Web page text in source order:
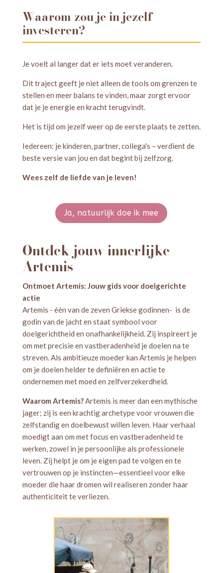
Waarom zou je in jezelf
investeren?
Je voelt al langer dat er iets moet veranderen.
Dit traject geeft je niet alleen de tools om grenzen te
stellen en meer balans te vinden, maar zorgt ervoor
dat je je energie en kracht terugvindt.
Het is tijd om jezelf weer op de eerste plaats te zetten.
Iedereen: je kinderen, partner, collega's – verdient de
beste versie van jou en dat begint bij zelfzorg.
Wees zelf de liefde van je leven!
Ja, natuurlijk doe ik mee
Ontdek jouw innerlijke
Artemis
Ontmoet Artemis: Jouw gids voor doelgerichte
actie
Artemis - één van de zeven Griekse godinnen- is de
godin van de jacht en staat symbool voor
doelgerichtheid en onafhankelijkheid. Zij inspireert je
om met precisie en vastberadenheid je doelen na te
streven. Als ambitieuze moeder kan Artemis je helpen
om je doelen helder te definiëren en actie te
ondernemen met moed en zelfverzekerdheid.
Waarom Artemis?Artemis is meer dan een mythische
jager; zij is een krachtig archetype voor vrouwen die
zelfstandig en doelbewust willen leven. Haar verhaal
moedigt aan om met focus en vastberadenheid te
werken, zowel in je persoonlijke als professionele
leven. Zij helpt je om je eigen pad te volgen en te
vertrouwen op je instincten—essentieel voor elke
moeder die haar dromen wil realiseren zonder haar
authenticiteit te verliezen.